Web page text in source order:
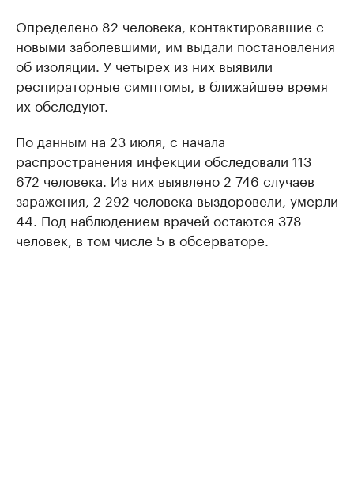
Определено 82 человека, контактировавшие с
новыми заболевшими, им выдали постановления
об изоляции. У четырех из них выявили
респираторные симптомы, в ближайшее время
их обследуют.
По данным на 23 июля, с начала
распространения инфекции обследовали 113
672 человека. Из них выявлено 2 746 случаев
заражения, 2 292 человека выздоровели, умерли
44. Под наблюдением врачей остаются 378
человек, в том числе 5 в обсерваторе.